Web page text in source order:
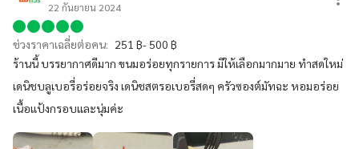
22 กันยายน 2024
ช่วงราคาเฉลี่ยต่อคน: 251 ฿- 500 ฿
ร้านนี้ บรรยากาศดีมาก ขนมอร่อยทุกรายการ มีให้เลือกมากมาย ทำสดใหม่
เดนิชบลูเบอรี่อร่อยจริง เดนิชสตรอเบอรี่สดๆ ครัวซองต์มัทฉะ หอมอร่อย
เนื้อแป้งกรอบและนุ่มค่ะ